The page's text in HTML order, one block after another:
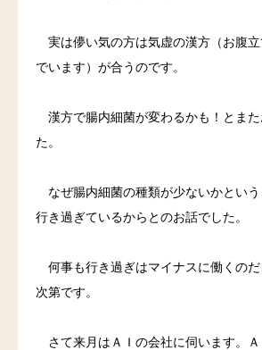
実は儚い気の方は気虚の漢方（お腹
でいます）が合うのです。
漢方で腸内細菌が変わるかも！とまた
た。
なぜ腸内細菌の種類が少ないかとい
行き過ぎているからとのお話でした。
何事も行き過ぎはマイナスに働くの
次第です。
さて来月はＡＩの会社に伺います。